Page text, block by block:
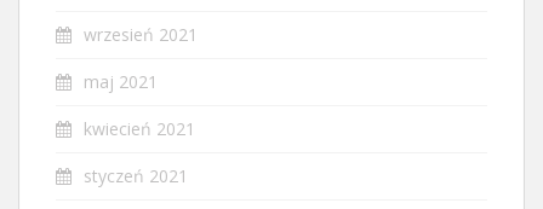
wrzesień 2021
maj 2021
kwiecień 2021
styczeń 2021